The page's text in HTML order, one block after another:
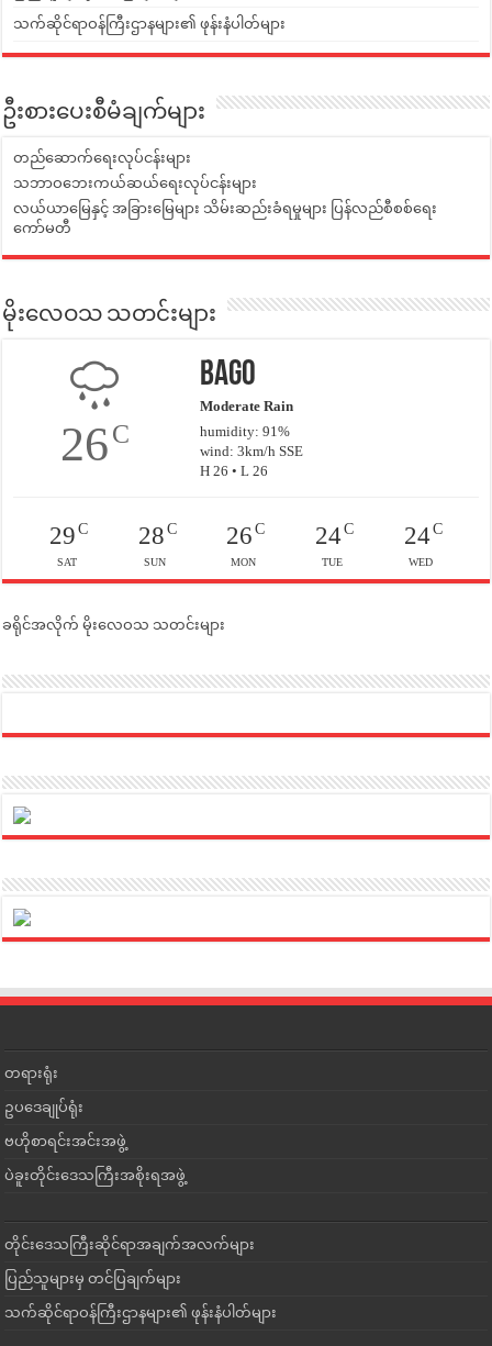
သက်ဆိုင်ရာဝန်ကြီးဌာနများ၏ ဖုန်းနံပါတ်များ
ဦးစားပေးစီမံချက်များ
တည်ဆောက်ရေးလုပ်ငန်းများ
သဘာဝဘေးကယ်ဆယ်ရေးလုပ်ငန်းများ
လယ်ယာမြေနှင့် အခြားမြေများ သိမ်းဆည်းခံရမှုများ ပြန်လည်စီစစ်ရေး
ကော်မတီ
မိုးလေဝသ သတင်းများ
26C
Bago
Moderate Rain
humidity: 91%
wind: 3km/h SSE
H 26 • L 26
29C
SAT
28C
SUN
26 C
MON
24C
TUE
24C
WED
ခရိုင်အလိုက် မိုးလေဝသ သတင်းများ
တရားရုံး
ဥပဒေချုပ်ရုံး
ဗဟိုစာရင်းအင်းအဖွဲ့
ပဲခူးတိုင်းဒေသကြီးအစိုးရအဖွဲ့
တိုင်းဒေသကြီးဆိုင်ရာအချက်အလက်များ
ပြည်သူများမှ တင်ပြချက်များ
သက်ဆိုင်ရာဝန်ကြီးဌာနများ၏ ဖုန်းနံပါတ်များ